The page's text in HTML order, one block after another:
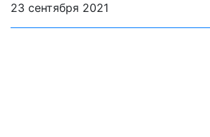
23 сентября 2021